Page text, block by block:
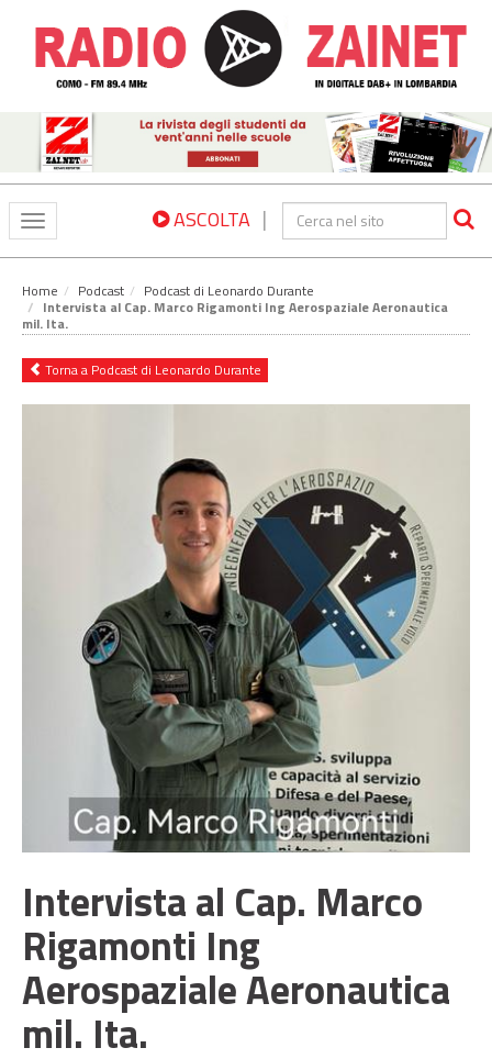
Toggle
navigation
ASCOLTA |
Home Podcast Podcast di Leonardo Durante
Intervista al Cap. Marco Rigamonti Ing Aerospaziale Aeronautica
mil. Ita.
Torna a Podcast di Leonardo Durante
Intervista al Cap. Marco
Rigamonti Ing
Aerospaziale Aeronautica
mil. Ita.